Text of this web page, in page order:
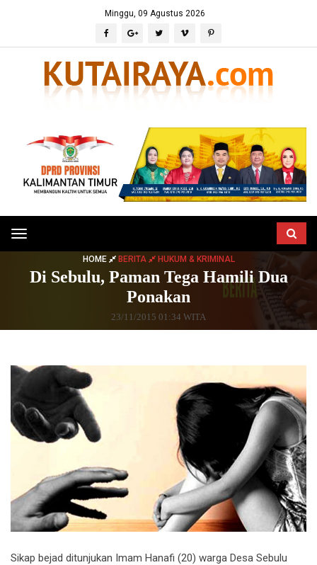
Minggu, 09 Agustus 2026
Toggle
navigation
HOME BERITA HUKUM & KRIMINAL
Di Sebulu, Paman Tega Hamili Dua
Ponakan
23/11/2015 01:34 WITA
Sikap bejad ditunjukan Imam Hanafi (20) warga Desa Sebulu